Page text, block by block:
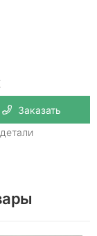
Заказать